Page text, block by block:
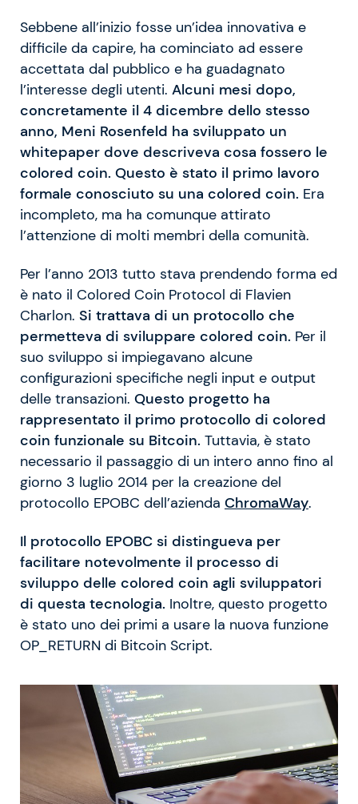
Sebbene all’inizio fosse un’idea innovativa e
difficile da capire, ha cominciato ad essere
accettata dal pubblico e ha guadagnato
l’interesse degli utenti. Alcuni mesi dopo,
concretamente il 4 dicembre dello stesso
anno, Meni Rosenfeld ha sviluppato un
whitepaper dove descriveva cosa fossero le
colored coin. Questo è stato il primo lavoro
formale conosciuto su una colored coin. Era
incompleto, ma ha comunque attirato
l’attenzione di molti membri della comunità.
Per l’anno 2013 tutto stava prendendo forma ed
è nato il Colored Coin Protocol di Flavien
Charlon. Si trattava di un protocollo che
permetteva di sviluppare colored coin. Per il
suo sviluppo si impiegavano alcune
configurazioni specifiche negli input e output
delle transazioni. Questo progetto ha
rappresentato il primo protocollo di colored
coin funzionale su Bitcoin. Tuttavia, è stato
necessario il passaggio di un intero anno fino al
giorno 3 luglio 2014 per la creazione del
protocollo EPOBC dell’azienda ChromaWay.
Il protocollo EPOBC si distingueva per
facilitare notevolmente il processo di
sviluppo delle colored coin agli sviluppatori
di questa tecnologia. Inoltre, questo progetto
è stato uno dei primi a usare la nuova funzione
OP_RETURN di Bitcoin Script.